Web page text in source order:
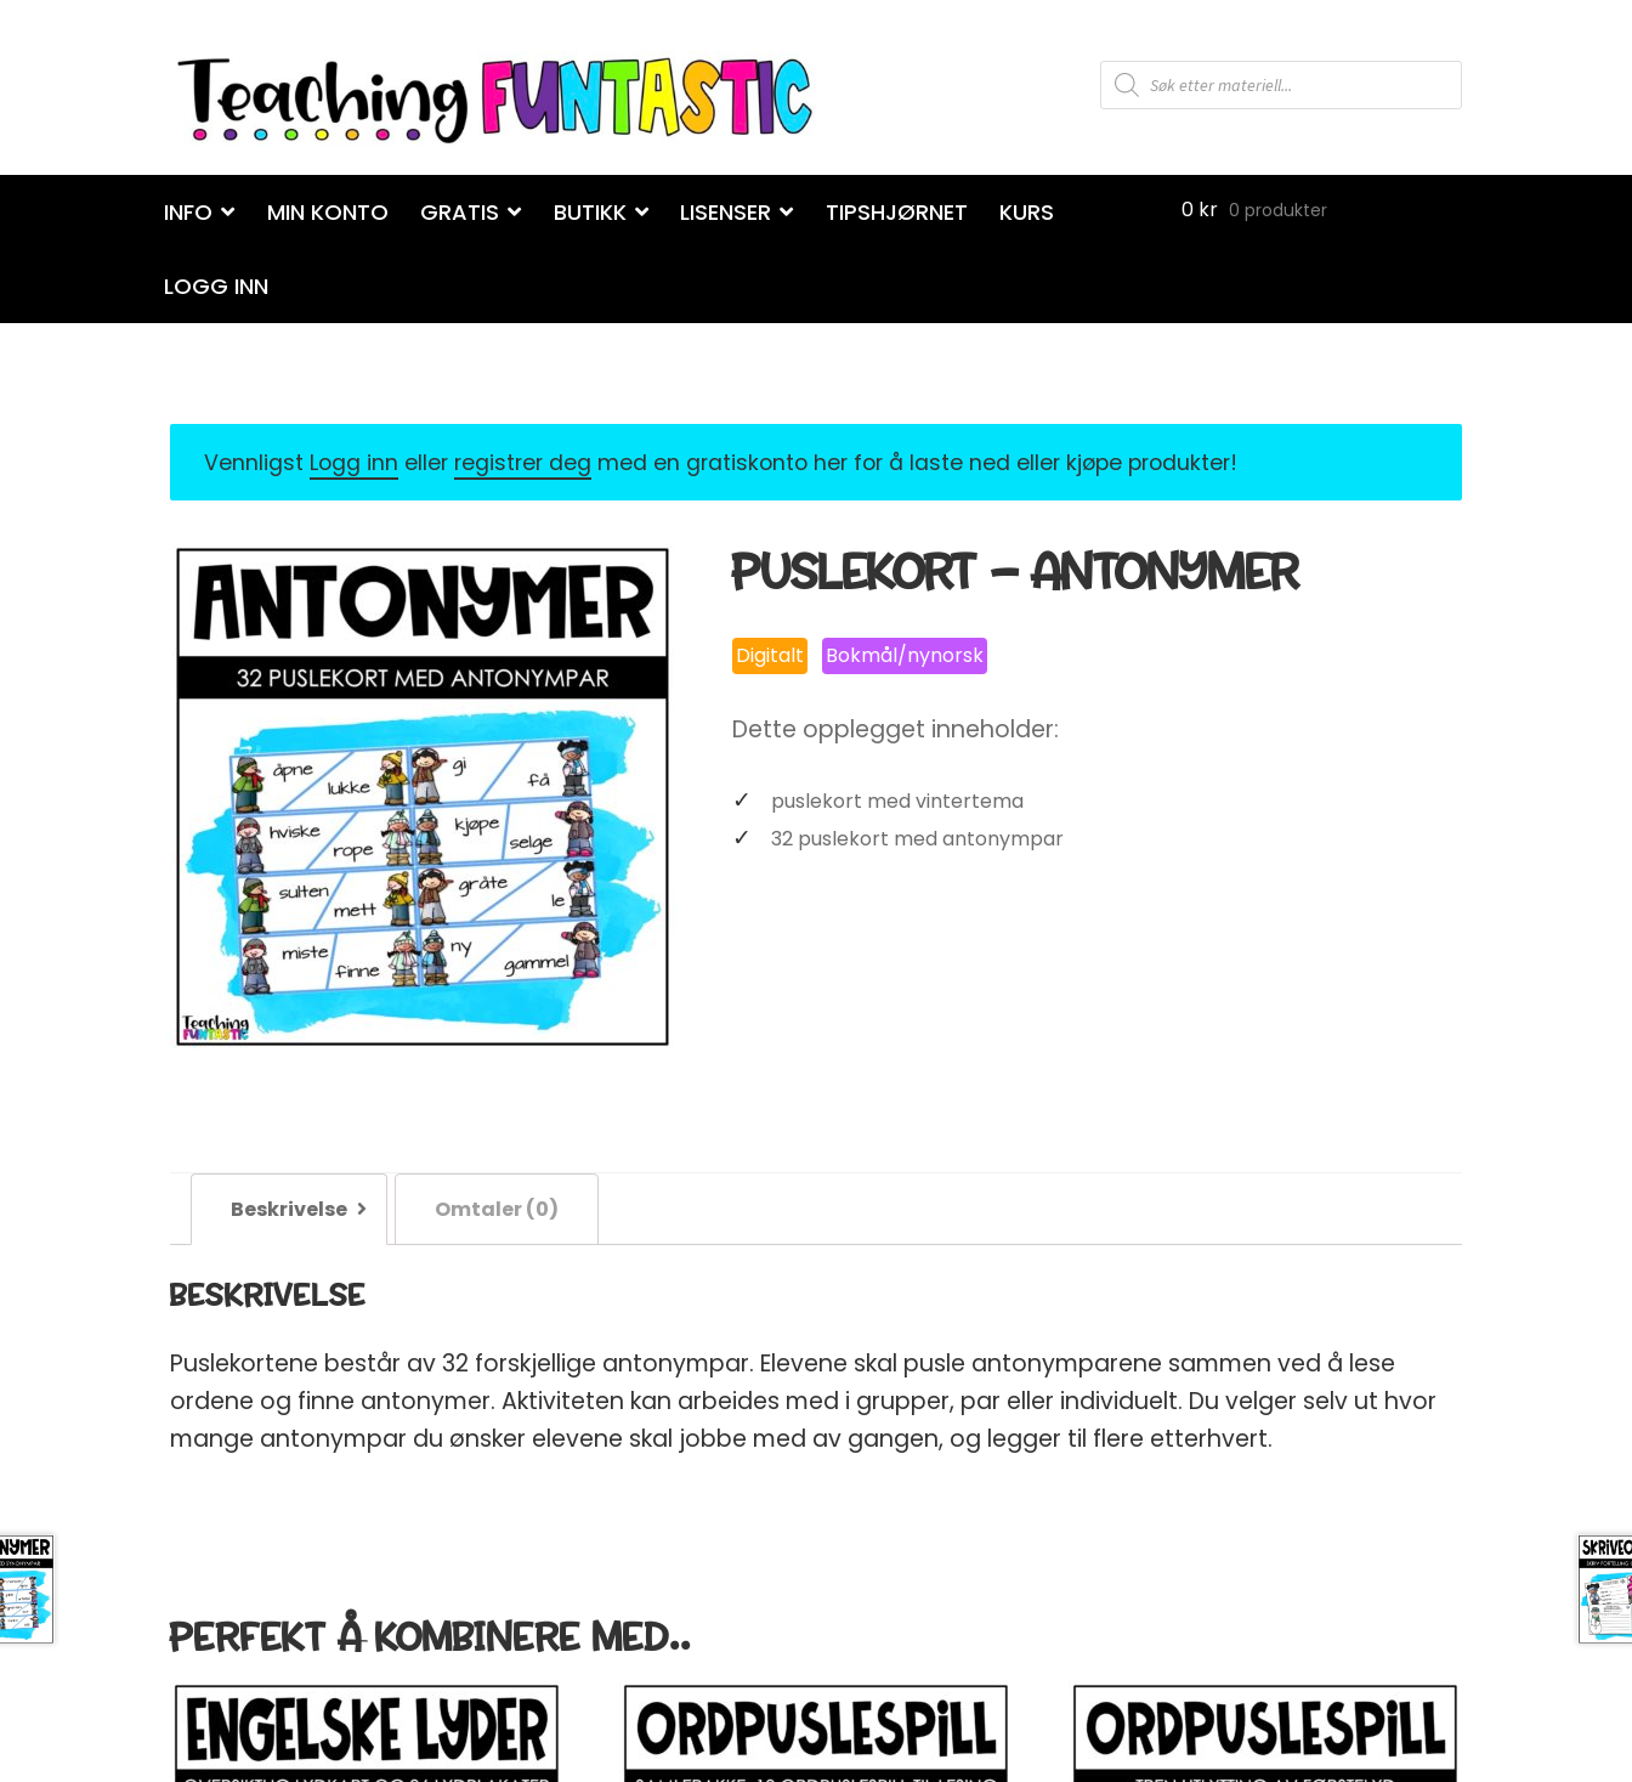
Hopp
navigasjon
Hopp
innhold
Products
search
INFO MIN KONTO GRATIS BUTIKK LISENSER TIPSHJØRNET KURS
LOGG INN
0 kr 0 produkter
Vennligst Logg inn eller registrer deg med en gratiskonto her for å laste ned eller kjøpe produkter!
PUSLEKORT – ANTONYMER
Digitalt Bokmål/nynorsk
Dette opplegget inneholder:
puslekort med vintertema
32 puslekort med antonympar
Beskrivelse Omtaler (0)
BESKRIVELSE
Puslekortene består av 32 forskjellige antonympar. Elevene skal pusle antonymparene sammen ved å lese
ordene og finne antonymer. Aktiviteten kan arbeides med i grupper, par eller individuelt. Du velger selv ut hvor
mange antonympar du ønsker elevene skal jobbe med av gangen, og legger til flere etterhvert.
PERFEKT Å KOMBINERE MED..